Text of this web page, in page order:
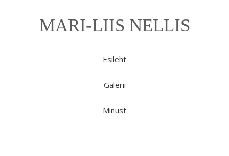
MARI-LIIS NELLIS
Esileht
Galerii
Minust